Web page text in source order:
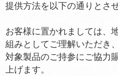
提供方法を以下の通りとさ
お客様に置かれましては、
組みとしてご理解いただき、
対象製品のご持参にご協力
上げます。